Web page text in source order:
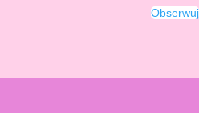
Obserwuj